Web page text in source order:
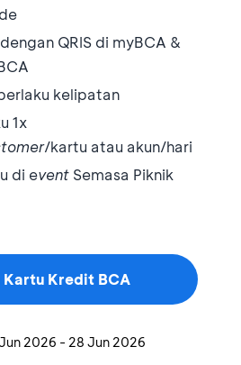
QRIS di myBCA &
kelipatan
1x
/kartu atau akun/hari
di event Semasa Piknik
Kartu Kredit BCA
2026 - 28 Jun 2026